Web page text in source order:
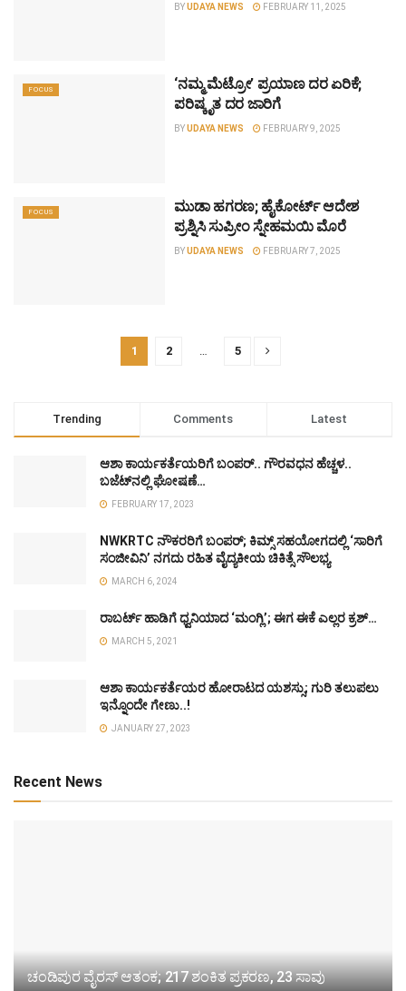
BYUDAYA NEWS FEBRUARY 11, 2025
FOCUS
‘ನಮ್ಮ ಮೆಟ್ರೋ’ ಪ್ರಯಾಣ ದರ ಏರಿಕೆ;
ಪರಿಷ್ಕೃತ ದರ ಜಾರಿಗೆ
BYUDAYA NEWS FEBRUARY 9, 2025
FOCUS
ಮುಡಾ ಹಗರಣ; ಹೈಕೋರ್ಟ್ ಆದೇಶ
ಪ್ರಶ್ನಿಸಿ ಸುಪ್ರೀಂ ಸ್ನೇಹಮಯಿ ಮೊರೆ
BYUDAYA NEWS FEBRUARY 7, 2025
1 2 … 5
Trending Comments Latest
ಆಶಾ ಕಾರ್ಯಕರ್ತೆಯರಿಗೆ ಬಂಪರ್.. ಗೌರವಧನ ಹೆಚ್ಚಳ..
ಬಜೆಟ್‌ನಲ್ಲಿ ಘೋಷಣೆ…
FEBRUARY 17, 2023
NWKRTC ನೌಕರರಿಗೆ ಬಂಪರ್; ಕಿಮ್ಸ್ ಸಹಯೋಗದಲ್ಲಿ ‘ಸಾರಿಗೆ
ಸಂಜೀವಿನಿ’ ನಗದು ರಹಿತ ವೈದ್ಯಕೀಯ ಚಿಕಿತ್ಸೆ ಸೌಲಭ್ಯ
MARCH 6, 2024
ರಾಬರ್ಟ್ ಹಾಡಿಗೆ ಧ್ವನಿಯಾದ ‘ಮಂಗ್ಲಿ’; ಈಗ ಈಕೆ ಎಲ್ಲರ ಕ್ರಶ್…
MARCH 5, 2021
ಆಶಾ ಕಾರ್ಯಕರ್ತೆಯರ ಹೋರಾಟದ ಯಶಸ್ಸು; ಗುರಿ ತಲುಪಲು
ಇನ್ನೊಂದೇ ಗೇಣು..!
JANUARY 27, 2023
Recent News
ಚಂಡಿಪುರ ವೈರಸ್ ಆತಂಕ; 217 ಶಂಕಿತ ಪ್ರಕರಣ, 23 ಸಾವು